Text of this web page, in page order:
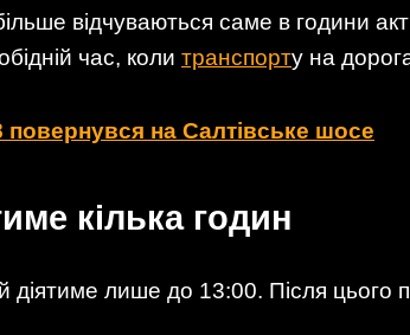
відчуваються саме в години
час, коли транспорту на
повернувся на Салтівське шосе
кілька годин
діятиме лише до 13:00. Після цього